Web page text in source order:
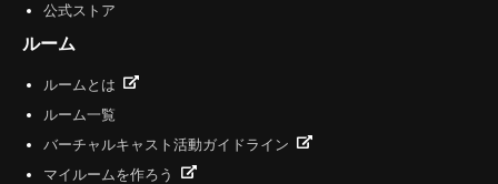
公式ストア
ルーム
ルームとは
ルーム一覧
バーチャルキャスト活動ガイドライン
マイルームを作ろう